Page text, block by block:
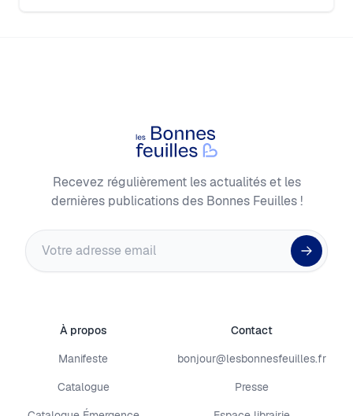
Les Bonnes Feuilles
Recevez régulièrement les actualités et les
dernières publications des Bonnes Feuilles !
Adresse email
À propos
Manifeste
Catalogue
Contact
bonjour@lesbonnesfeuilles.fr
Presse